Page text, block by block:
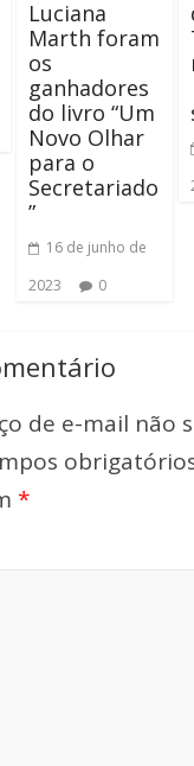
Luciana
Marth foram
os
ganhadores
do livro “Um
Novo Olhar
para o
Secretariado
”
16 de junho de
2023
0
de e-mail não
*